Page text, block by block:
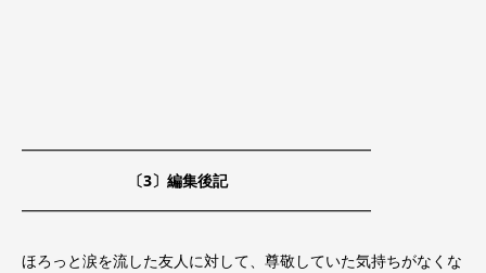
━━━━━━━━━━━━━━━━━━━━━━━
〔3〕編集後記
━━━━━━━━━━━━━━━━━━━━━━━
ほろっと涙を流した友人に対して、尊敬していた気持ちがなくな